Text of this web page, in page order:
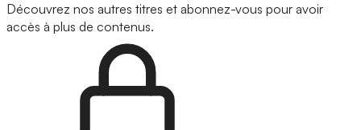
Découvrez nos autres titres et abonnez-vous pour avoir
accès à plus de contenus.